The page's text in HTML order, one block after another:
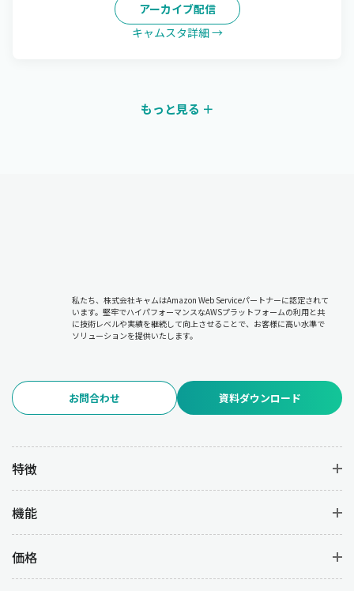
アーカイブ配信
キャムスタ詳細 →
もっと見る ＋
私たち、株式会社キャムはAmazon Web Serviceパートナーに認定されて
います。堅牢でハイパフォーマンスなAWSプラットフォームの利用と共
に技術レベルや実績を継続して向上させることで、お客様に高い水準で
ソリューションを提供いたします。
お問合わせ 資料ダウンロード
特徴
機能
価格